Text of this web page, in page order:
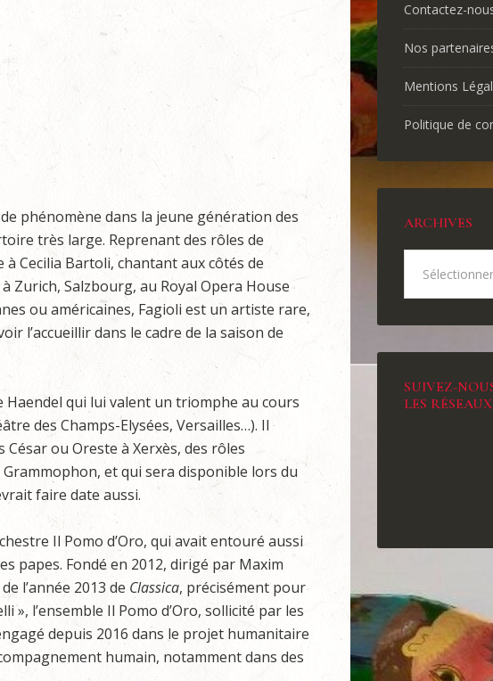
phénomène dans la jeune génération des
très large. Reprenant des rôles de
Cecilia Bartoli, chantant aux côtés de
Zurich, Salzbourg, au Royal Opera House
ou américaines, Fagioli est un artiste rare,
l’accueillir dans le cadre de la saison de
qui lui valent un triomphe au cours
des Champs-Elysées, Versailles…). Il
ou Oreste à Xerxès, des rôles
et qui sera disponible lors du
faire date aussi.
Il Pomo d’Oro, qui avait entouré aussi
papes. Fondé en 2012, dirigé par Maxim
l’année 2013 de Classica, précisément pour
», l’ensemble Il Pomo d’Oro, sollicité par les
depuis 2016 dans le projet humanitaire
humain, notamment dans des
Contactez-
Nos
Mentions
Politique de
ARCHIVES
SUIVEZ-
LES